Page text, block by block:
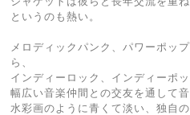
というのも熱い。
メロディックパンク、パワーポッ
ら、
インディーロック、インディーポ
幅広い音楽仲間との交友を通して
水彩画のように青くて淡い、独自